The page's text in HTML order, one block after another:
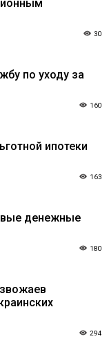
30
по уходу за
160
ипотеки
163
денежные
180
294